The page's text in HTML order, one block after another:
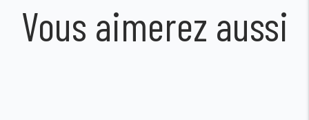
Vous aimerez aussi